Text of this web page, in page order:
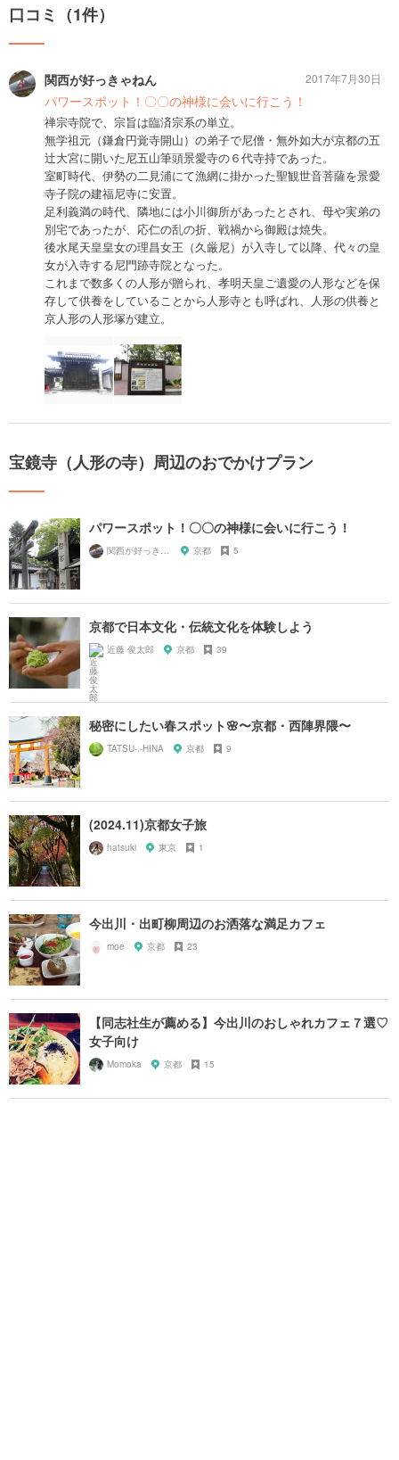
口コミ（1件）
関西が好っきゃねん
パワースポット！〇〇の神様に会いに行こう！
禅宗寺院で、宗旨は臨済宗系の単立。
無学祖元（鎌倉円覚寺開山）の弟子で尼僧・無外如大が京都の五
辻大宮に開いた尼五山筆頭景愛寺の６代寺持であった。
室町時代、伊勢の二見浦にて漁網に掛かった聖観世音菩薩を景愛
寺子院の建福尼寺に安置。
足利義満の時代、隣地には小川御所があったとされ、母や実弟の
別宅であったが、応仁の乱の折、戦禍から御殿は焼失。
後水尾天皇皇女の理昌女王（久厳尼）が入寺して以降、代々の皇
女が入寺する尼門跡寺院となった。
これまで数多くの人形が贈られ、孝明天皇ご遺愛の人形などを保
存して供養をしていることから人形寺とも呼ばれ、人形の供養と
京人形の人形塚が建立。
2017年7月30日
宝鏡寺（人形の寺）周辺のおでかけプラン
パワースポット！〇〇の神様に会いに行こう！
関西が好っきゃねん 京都 5
京都で日本文化・伝統文化を体験しよう
近藤 俊太郎 京都 39
秘密にしたい春スポット🌸〜京都・西陣界隈〜
TATSU-.-HINA 京都 9
(2024.11)京都女子旅
hatsuki 東京 1
今出川・出町柳周辺のお洒落な満足カフェ
moe 京都 23
【同志社生が薦める】今出川のおしゃれカフェ７選♡
女子向け
Momoka 京都 15